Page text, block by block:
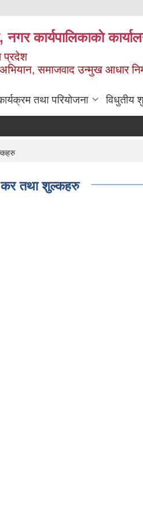
कार्यपालिकाकाे
प्रदेश
समाजवाद उन्मुख आधार
तथा परियोजना विधुतीय
कर तथा शुल्कहरु